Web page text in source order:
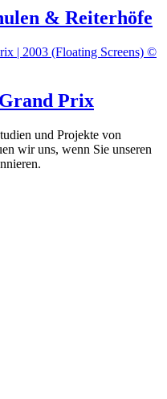
& Reiterhöfe
Prix
und Projekte von
wir uns, wenn Sie unseren